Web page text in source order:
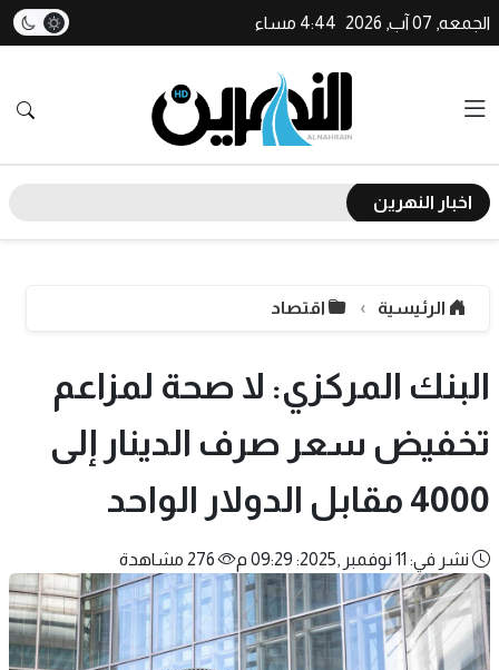
الجمعه, 07 آب, 2026 4:44 مساء
اخبار النهرين
الرئيسية اقتصاد
البنك المركزي: لا صحة لمزاعم
تخفيض سعر صرف الدينار إلى
4000 مقابل الدولار الواحد
نشر في: 11 نوفمبر ,2025: 09:29 م 276 مشاهدة